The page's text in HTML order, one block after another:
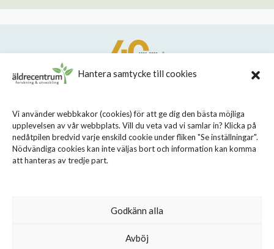
Hantera samtycke till cookies
Vi använder webbkakor (cookies) för att ge dig den bästa möjliga
upplevelsen av vår webbplats. Vill du veta vad vi samlar in? Klicka på
nedåtpilen bredvid varje enskild cookie under fliken "Se inställningar".
Nödvändiga cookies kan inte väljas bort och information kan komma
att hanteras av tredje part.
Godkänn alla
Avböj
Sveavägen 155, 113 46 Stockholm
08 - 690 58 00
info@aldrecentrum.se
Talande webb
Personuppgiftspolicy